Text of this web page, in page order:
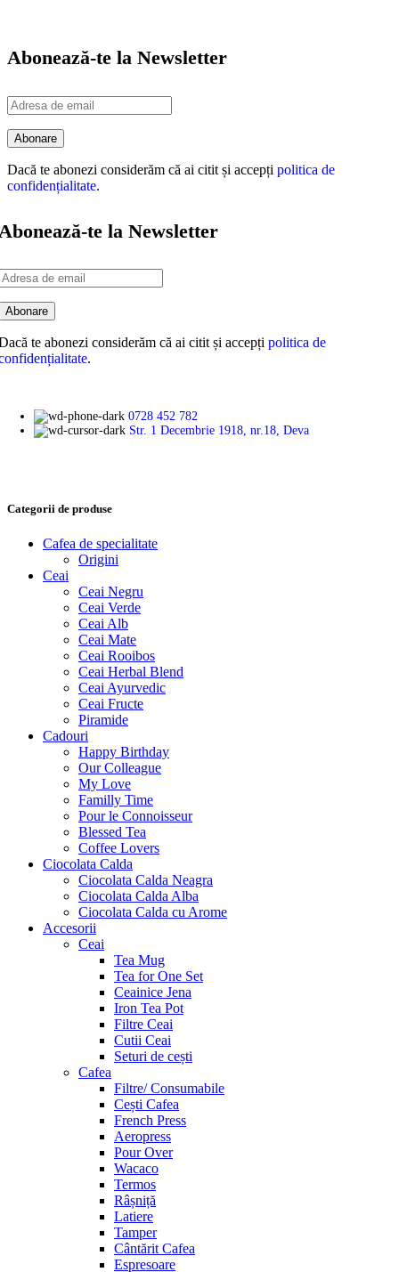
Abonează-te la Newsletter
Dacă te abonezi considerăm că ai citit și accepți politica de
confidențialitate.
te la Newsletter
te abonezi considerăm că ai citit și accepți politica de
.
0728 452 782
Str. 1 Decembrie 1918, nr.18, Deva
Categorii de produse
Cafea de specialitate
Origini
Ceai
Ceai Negru
Ceai Verde
Ceai Alb
Ceai Mate
Ceai Rooibos
Ceai Herbal Blend
Ceai Ayurvedic
Ceai Fructe
Piramide
Cadouri
Happy Birthday
Our Colleague
My Love
Familly Time
Pour le Connoisseur
Blessed Tea
Coffee Lovers
Ciocolata Calda
Ciocolata Calda Neagra
Ciocolata Calda Alba
Ciocolata Calda cu Arome
Accesorii
Ceai
Tea Mug
Tea for One Set
Ceainice Jena
Iron Tea Pot
Filtre Ceai
Cutii Ceai
Seturi de cești
Cafea
Filtre/ Consumabile
Cești Cafea
French Press
Aeropress
Pour Over
Wacaco
Termos
Râșniță
Latiere
Tamper
Cântărit Cafea
Espresoare